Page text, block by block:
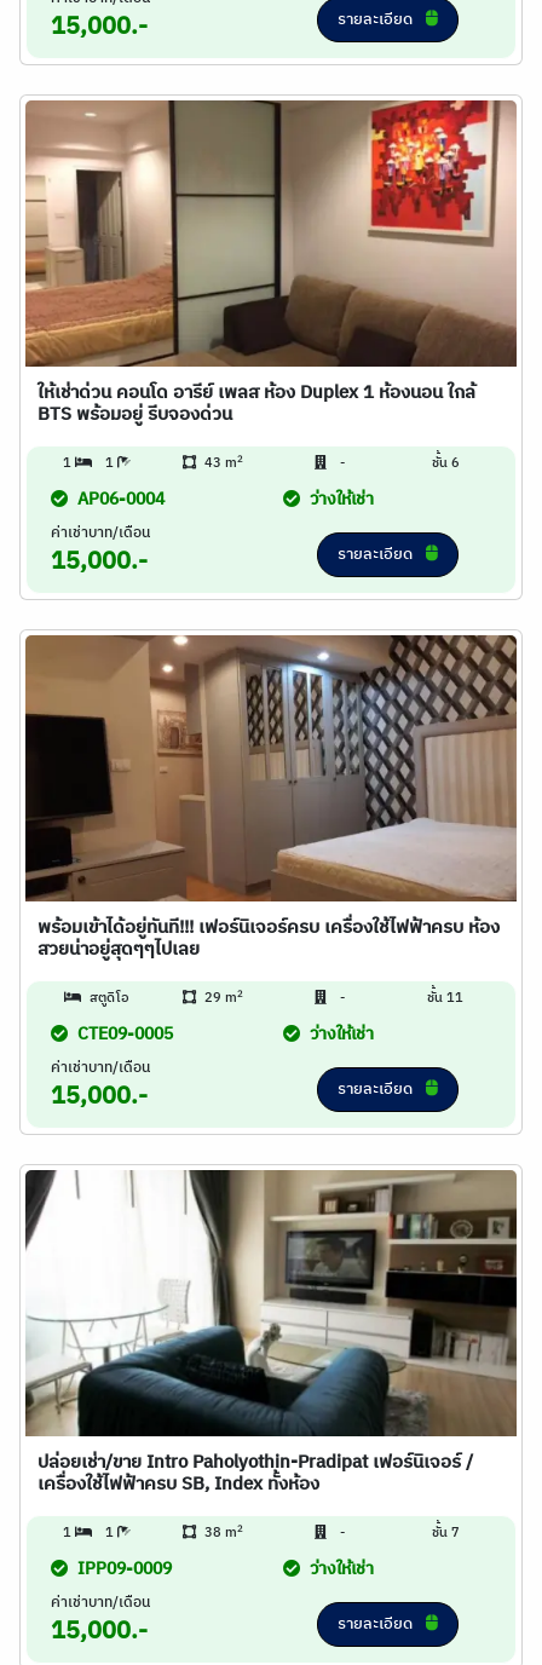
15,000.- รายละเอียด
ให้เช่าด่วน คอนโด อารีย์ เพลส ห้อง Duplex 1 ห้องนอน ใกล้
BTS พร้อมอยู่ รีบจองด่วน
1 1 43 m2 - ชั้น 6
AP06-0004 ว่างให้เช่า
ค่าเช่าบาท/เดือน
15,000.- รายละเอียด
พร้อมเข้าได้อยู่ทันที!!! เฟอร์นิเจอร์ครบ เครื่องใช้ไฟฟ้าครบ ห้อง
สวยน่าอยู่สุดๆๆไปเลย
สตูดิโอ 29 m2 - ชั้น 11
CTE09-0005 ว่างให้เช่า
ค่าเช่าบาท/เดือน
15,000.- รายละเอียด
ปล่อยเช่า/ขาย Intro Paholyothin-Pradipat เฟอร์นิเจอร์ /
เครื่องใช้ไฟฟ้าครบ SB, Index ทั้งห้อง
1 1 38 m2 - ชั้น 7
IPP09-0009 ว่างให้เช่า
ค่าเช่าบาท/เดือน
15,000.- รายละเอียด